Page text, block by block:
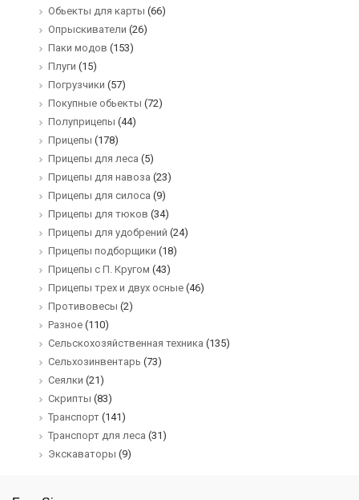
Обьекты для карты (66)
Опрыскиватели (26)
Паки модов (153)
Плуги (15)
Погрузчики (57)
Покупные обьекты (72)
Полуприцепы (44)
Прицепы (178)
Прицепы для леса (5)
Прицепы для навоза (23)
Прицепы для силоса (9)
Прицепы для тюков (34)
Прицепы для удобрений (24)
Прицепы подборщики (18)
Прицепы с П. Кругом (43)
Прицепы трех и двух осные (46)
Противовесы (2)
Разное (110)
Сельскохозяйственная техника (135)
Сельхозинвентарь (73)
Сеялки (21)
Скрипты (83)
Транспорт (141)
Транспорт для леса (31)
Экскаваторы (9)